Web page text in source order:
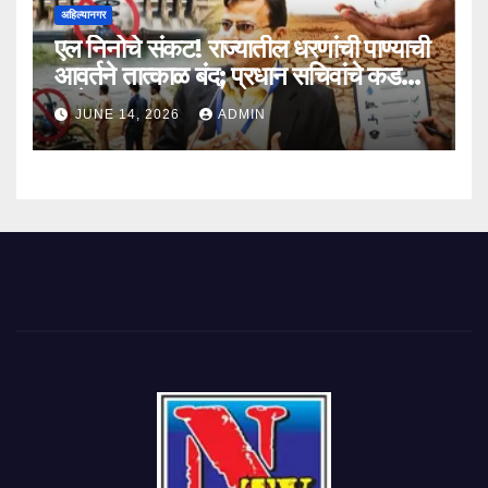
अहिल्यानगर
एल निनोचे संकट! राज्यातील धरणांची पाण्याची
आवर्तने तात्काळ बंद; प्रधान सचिवांचे कडक
आदेश
JUNE 14, 2026 ADMIN